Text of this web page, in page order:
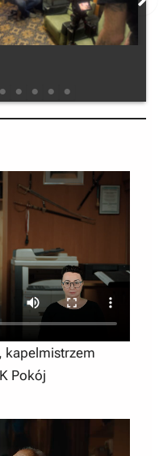
kapelmistrzem
Pokój